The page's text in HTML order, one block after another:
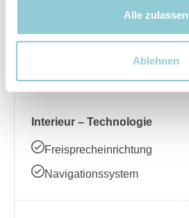
Alle zulassen
Ablehnen
Interieur – Komfort
Beheizbares Lenkrad
Interieur – Technologie
Freisprecheinrichtung
Navigationssystem